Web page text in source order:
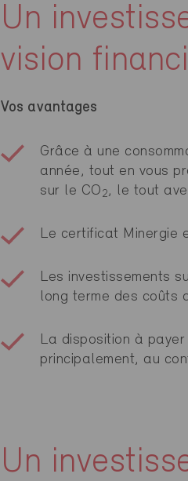
Un
vision
Vos avantages
Grâce à une
année, tout en vous
sur le CO 2, le tout
Le certificat Minergie
Les investissements
long terme des coûts
La disposition à
principalement, au
Un